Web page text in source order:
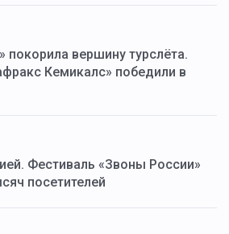
покорила вершину турслёта.
Кемикалс» победили в
Фестиваль «Звоны России»
посетителей